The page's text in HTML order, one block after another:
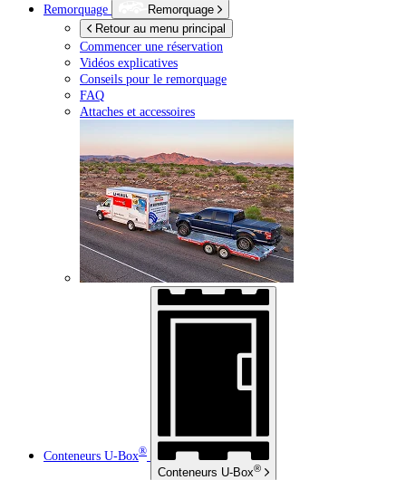
Remorquage
Remorquage
Retour au menu principal
Commencer une réservation
Vidéos explicatives
Conseils pour le remorquage
FAQ
Attaches et accessoires
Conteneurs U-Box®
Conteneurs U-Box®